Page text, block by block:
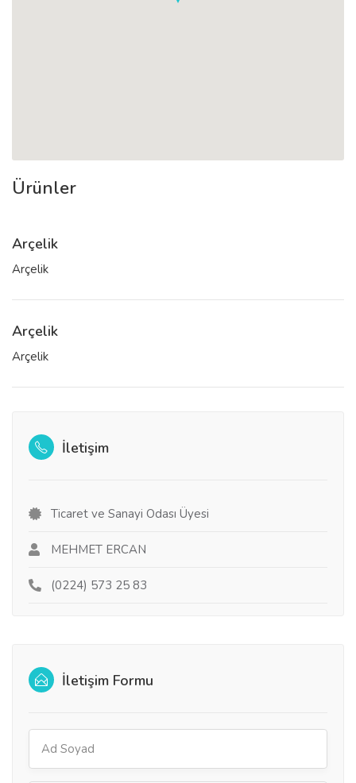
Ürünler
Arçelik
Arçelik
Arçelik
Arçelik
İletişim
Ticaret ve Sanayi Odası Üyesi
MEHMET ERCAN
(0224) 573 25 83
İletişim Formu